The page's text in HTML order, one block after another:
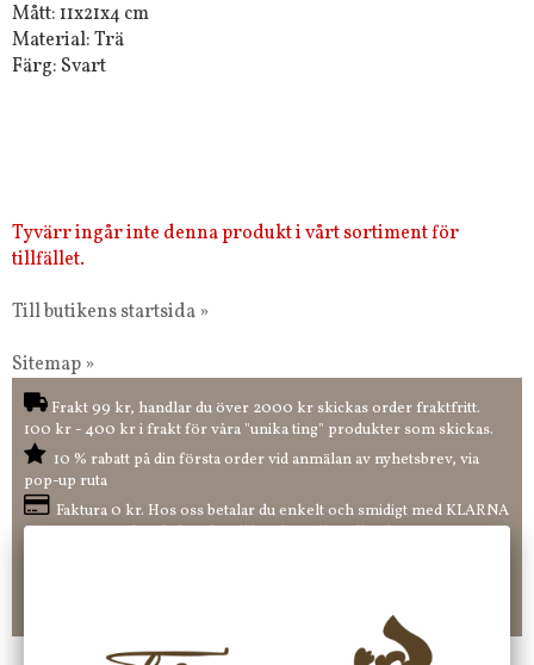
Mått: 11x21x4 cm
Material: Trä
Färg: Svart
Tyvärr ingår inte denna produkt i vårt sortiment för
tillfället.
Till butikens startsida »
Sitemap »
Frakt 99 kr, handlar du över 2000 kr skickas order fraktfritt.
100 kr - 400 kr i frakt för våra "unika ting" produkter som skickas.
10 % rabatt på din första order vid anmälan av nyhetsbrev, via
pop-up ruta
Faktura 0 kr. Hos oss betalar du enkelt och smidigt med KLARNA
CHECKOUT. Välj själv hur du vill betala mellan alla Klarnas
-ligt Tack för att just Du tittar in hos Jb Home!